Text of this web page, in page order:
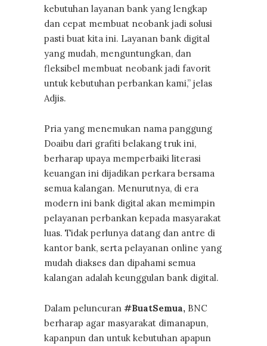
kebutuhan layanan bank yang lengkap
dan cepat membuat neobank jadi solusi
pasti buat kita ini. Layanan bank digital
yang mudah, menguntungkan, dan
fleksibel membuat neobank jadi favorit
untuk kebutuhan perbankan kami,” jelas
Adjis.
Pria yang menemukan nama panggung
Doaibu dari grafiti belakang truk ini,
berharap upaya memperbaiki literasi
keuangan ini dijadikan perkara bersama
semua kalangan. Menurutnya, di era
modern ini bank digital akan memimpin
pelayanan perbankan kepada masyarakat
luas. Tidak perlunya datang dan antre di
kantor bank, serta pelayanan online yang
mudah diakses dan dipahami semua
kalangan adalah keunggulan bank digital.
Dalam peluncuran #BuatSemua, BNC
berharap agar masyarakat dimanapun,
kapanpun dan untuk kebutuhan apapun